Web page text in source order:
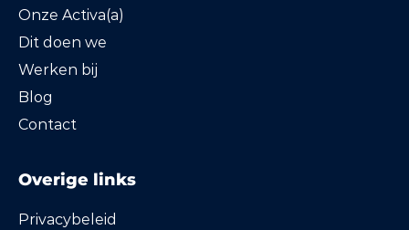
Onze Activa(a)
Dit doen we
Werken bij
Blog
Contact
Overige links
Privacybeleid